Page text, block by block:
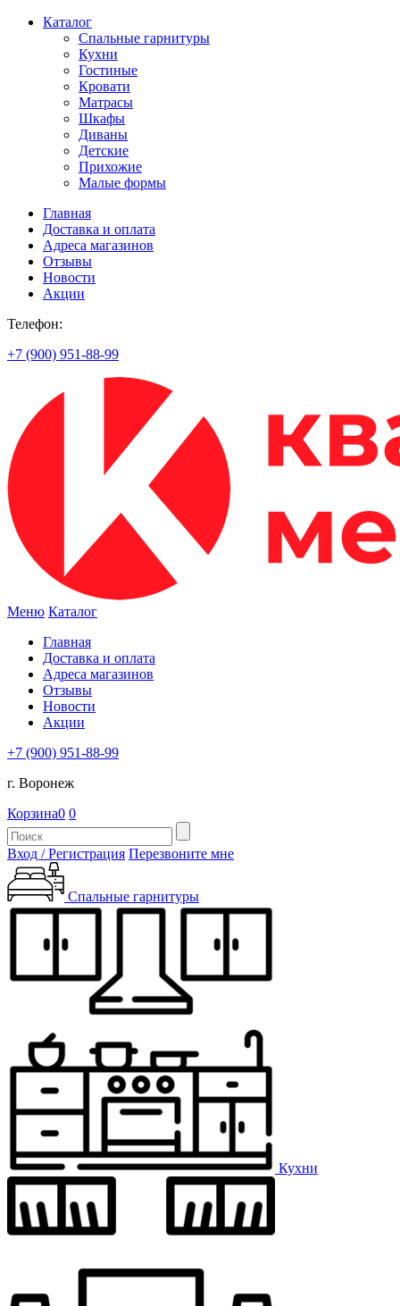
Каталог
Спальные гарнитуры
Кухни
Гостиные
Кровати
Матрасы
Шкафы
Диваны
Детские
Прихожие
Малые формы
Главная
Доставка и оплата
Адреса магазинов
Отзывы
Новости
Акции
Телефон:
+7 (900) 951-88-99
Меню Каталог
Главная
Доставка и оплата
Адреса магазинов
Отзывы
Новости
Акции
+7 (900) 951-88-99
г. Воронеж
Корзина0 0
Вход / Регистрация Перезвоните мне
Спальные гарнитуры
Кухни